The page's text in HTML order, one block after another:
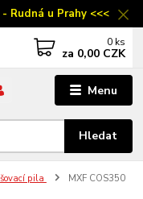
Rudná u Prahy <<<
Menu
Hledat
0 ks
za 0,00 CZK
pila
MXF COS350